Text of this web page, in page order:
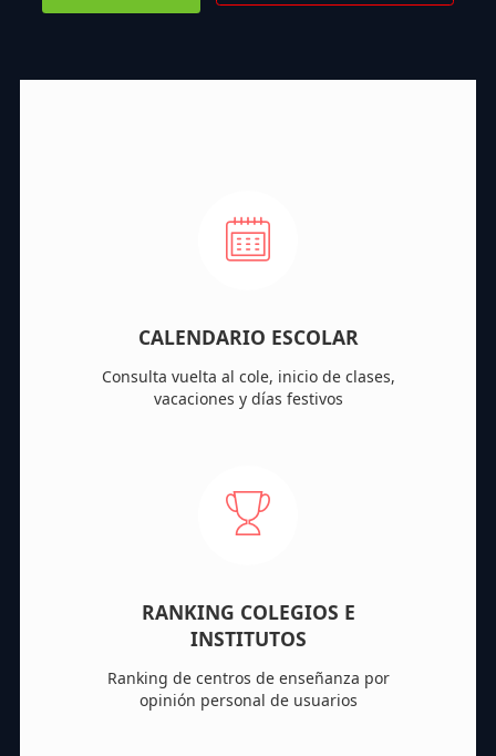
CALENDARIO ESCOLAR
Consulta vuelta al cole, inicio de clases,
vacaciones y días festivos
RANKING COLEGIOS E
INSTITUTOS
Ranking de centros de enseñanza por
opinión personal de usuarios